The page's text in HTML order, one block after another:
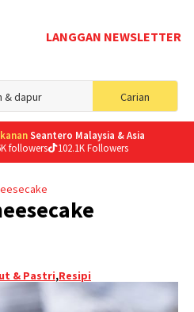
LANGGAN NEWSLETTER
Carian
for:
Seantero Malaysia & Asia
followers 102.1K Followers
& Pastri,Resipi